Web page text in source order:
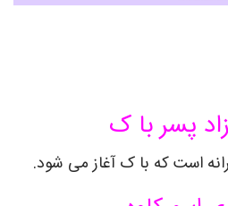
پسر با ک
است که با ک آغاز می شود.